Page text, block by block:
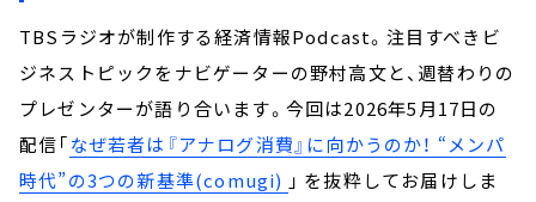
TBSラジオが制作する経済情報Podcast。注目すべきビ
ジネストピックをナビゲーターの野村高文と、週替わりの
プレゼンターが語り合います。今回は2026年5月17日の
配信「なぜ若者は『アナログ消費』に向かうのか！ “メンパ
時代”の3つの新基準(comugi) 」 を抜粋してお届けしま